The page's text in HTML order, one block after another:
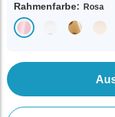
Rahmenfarbe: Rosa